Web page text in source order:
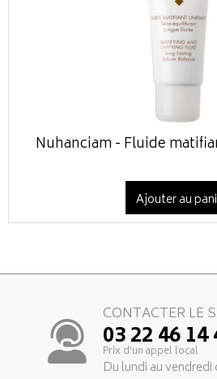
Nuhanciam - Fluide
Ajouter au
CONTACTER LE
03 22 46 14
Prix d’un appel local
Du lundi au vendredi